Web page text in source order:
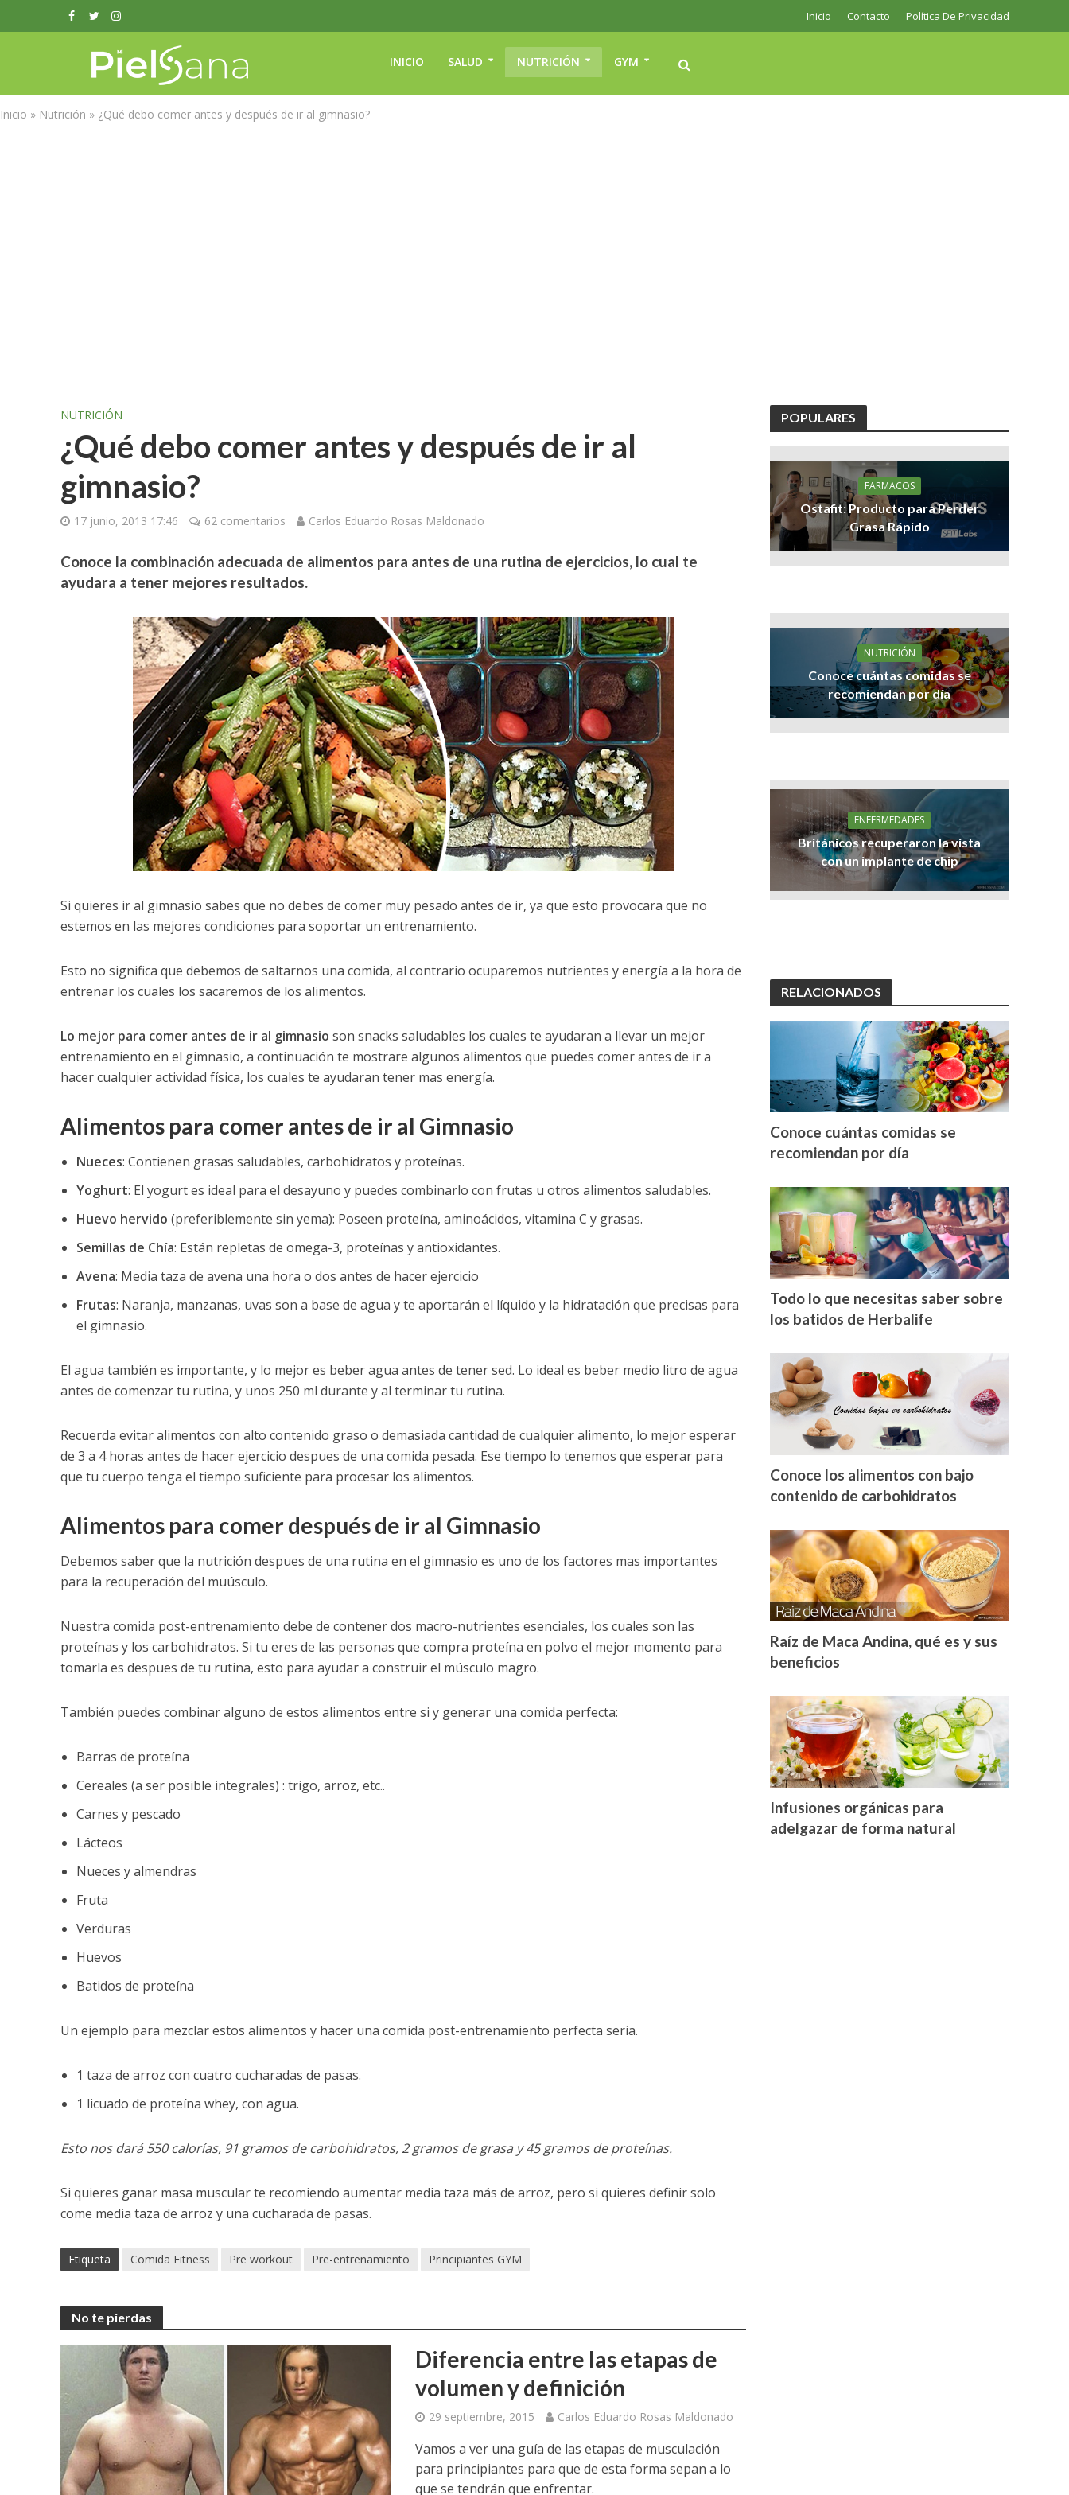
Inicio Contacto Política De Privacidad
INICIO SALUD NUTRICIÓN GYM
Inicio » Nutrición » ¿Qué debo comer antes y después de ir al gimnasio?
NUTRICIÓN
¿Qué debo comer antes y después de ir al
gimnasio?
17 junio, 2013 17:46 62 comentarios Carlos Eduardo Rosas Maldonado
Conoce la combinación adecuada de alimentos para antes de una rutina de ejercicios, lo cual te
ayudara a tener mejores resultados.
Si quieres ir al gimnasio sabes que no debes de comer muy pesado antes de ir, ya que esto provocara que no
estemos en las mejores condiciones para soportar un entrenamiento.
Esto no significa que debemos de saltarnos una comida, al contrario ocuparemos nutrientes y energía a la hora de
entrenar los cuales los sacaremos de los alimentos.
Lo mejor para comer antes de ir al gimnasio son snacks saludables los cuales te ayudaran a llevar un mejor
entrenamiento en el gimnasio, a continuación te mostrare algunos alimentos que puedes comer antes de ir a
hacer cualquier actividad física, los cuales te ayudaran tener mas energía.
Alimentos para comer antes de ir al Gimnasio
Nueces: Contienen grasas saludables, carbohidratos y proteínas.
Yoghurt: El yogurt es ideal para el desayuno y puedes combinarlo con frutas u otros alimentos saludables.
Huevo hervido (preferiblemente sin yema): Poseen proteína, aminoácidos, vitamina C y grasas.
Semillas de Chía: Están repletas de omega-3, proteínas y antioxidantes.
Avena: Media taza de avena una hora o dos antes de hacer ejercicio
Frutas: Naranja, manzanas, uvas son a base de agua y te aportarán el líquido y la hidratación que precisas para
el gimnasio.
El agua también es importante, y lo mejor es beber agua antes de tener sed. Lo ideal es beber medio litro de agua
antes de comenzar tu rutina, y unos 250 ml durante y al terminar tu rutina.
Recuerda evitar alimentos con alto contenido graso o demasiada cantidad de cualquier alimento, lo mejor esperar
de 3 a 4 horas antes de hacer ejercicio despues de una comida pesada. Ese tiempo lo tenemos que esperar para
que tu cuerpo tenga el tiempo suficiente para procesar los alimentos.
Alimentos para comer después de ir al Gimnasio
Debemos saber que la nutrición despues de una rutina en el gimnasio es uno de los factores mas importantes
para la recuperación del muúsculo.
Nuestra comida post-entrenamiento debe de contener dos macro-nutrientes esenciales, los cuales son las
proteínas y los carbohidratos. Si tu eres de las personas que compra proteína en polvo el mejor momento para
tomarla es despues de tu rutina, esto para ayudar a construir el músculo magro.
También puedes combinar alguno de estos alimentos entre si y generar una comida perfecta:
Barras de proteína
Cereales (a ser posible integrales) : trigo, arroz, etc..
Carnes y pescado
Lácteos
Nueces y almendras
Fruta
Verduras
Huevos
Batidos de proteína
Un ejemplo para mezclar estos alimentos y hacer una comida post-entrenamiento perfecta seria.
1 taza de arroz con cuatro cucharadas de pasas.
1 licuado de proteína whey, con agua.
Esto nos dará 550 calorías, 91 gramos de carbohidratos, 2 gramos de grasa y 45 gramos de proteínas.
Si quieres ganar masa muscular te recomiendo aumentar media taza más de arroz, pero si quieres definir solo
come media taza de arroz y una cucharada de pasas.
Etiqueta Comida Fitness Pre workout Pre-entrenamiento Principiantes GYM
No te pierdas
Diferencia entre las etapas de
volumen y definición
29 septiembre, 2015 Carlos Eduardo Rosas Maldonado
Vamos a ver una guía de las etapas de musculación
para principiantes para que de esta forma sepan a lo
que se tendrán que enfrentar.
POPULARES
FARMACOS
Ostafit: Producto para Perder
Grasa Rápido
NUTRICIÓN
Conoce cuántas comidas se
recomiendan por día
ENFERMEDADES
Británicos recuperaron la vista
con un implante de chip
RELACIONADOS
Conoce cuántas comidas se
recomiendan por día
Todo lo que necesitas saber sobre
los batidos de Herbalife
Conoce los alimentos con bajo
contenido de carbohidratos
Raíz de Maca Andina, qué es y sus
beneficios
Infusiones orgánicas para
adelgazar de forma natural